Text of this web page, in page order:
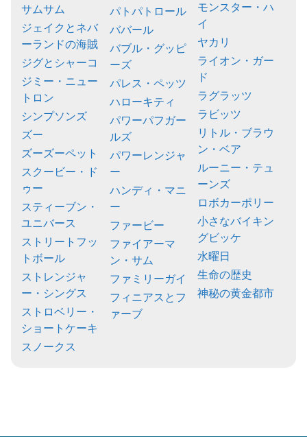
サムサム
ジェイクとネバ
ーランドの海賊
ジグとシャーコ
ジミー・ニュー
トロン
シンプソンズ
ズー
ズーズーペット
スクービー・ド
ゥー
スティーブン・
ユニバース
ストリートフッ
トボール
ストレンジャ
ー・シングス
ストロベリー・
ショートケーキ
スノークス
パトパトロール
ババール
バブル・グッピ
ーズ
パレス・ペッツ
ハローキティ
パワーパフガー
ルズ
パワーレンジャ
ー
ハンディ・マニ
ー
ファービー
ファイアーマ
ン・サム
ファミリーガイ
フィニアスとフ
ァーブ
モンスター・ハ
イ
ヤカリ
ライオン・ガー
ド
ラグラッツ
ラビッツ
リトル・ブラウ
ン・ベア
ルーニー・テュ
ーンズ
ロボカーポリー
小さなバイキン
グビッケ
水曜日
生命の歴史
神秘の黄金都市